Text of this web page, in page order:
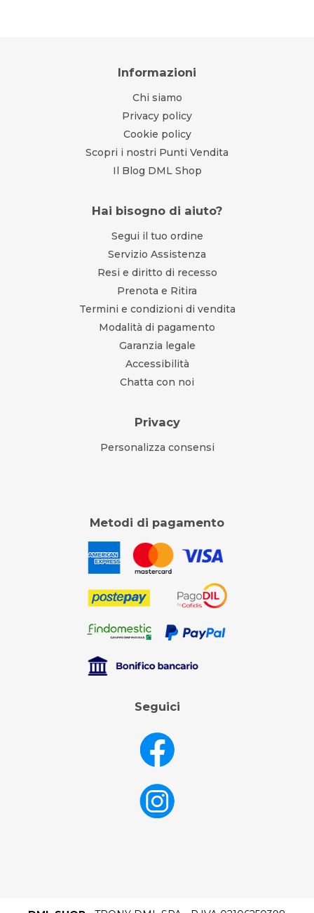
Informazioni
Chi siamo
Privacy policy
Cookie policy
Scopri i nostri Punti Vendita
Il Blog DML Shop
Hai bisogno di aiuto?
Segui il tuo ordine
Servizio Assistenza
Resi e diritto di recesso
Prenota e Ritira
Termini e condizioni di vendita
Modalità di pagamento
Garanzia legale
Accessibilità
Chatta con noi
Privacy
Personalizza consensi
Metodi di pagamento
Seguici